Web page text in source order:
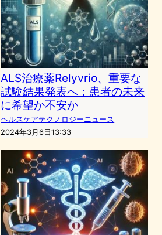
ALS治療薬Relyvrio、重要な
試験結果発表へ：患者の未来
に希望か不安か
ヘルスケアテクノロジーニュース
2024年3月6日13:33